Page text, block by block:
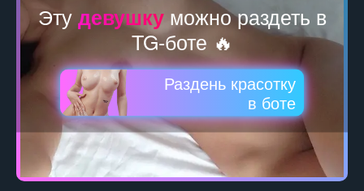
Этудевушкуможно раздеть в
TG-боте 🔥
Раздень красотку
в боте